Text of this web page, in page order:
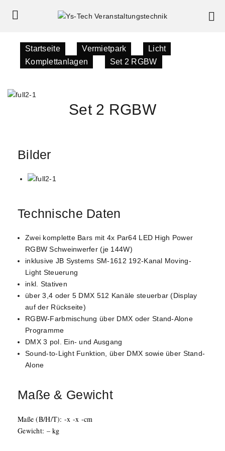
Startseite Vermietpark Licht
Komplettanlagen
Set 2 RGBW
Set 2 RGBW
Bilder
Technische Daten
Zwei komplette Bars mit 4x Par64 LED High Power
RGBW Schweinwerfer (je 144W)
inklusive JB Systems SM-1612 192-Kanal Moving-
Light Steuerung
inkl. Stativen
über 3,4 oder 5 DMX 512 Kanäle steuerbar (Display
auf der Rückseite)
RGBW-Farbmischung über DMX oder Stand-Alone
Programme
DMX 3 pol. Ein- und Ausgang
Sound-to-Light Funktion, über DMX sowie über Stand-
Alone
Maße & Gewicht
Maße (B/H/T): -x -x -cm
Gewicht: – kg